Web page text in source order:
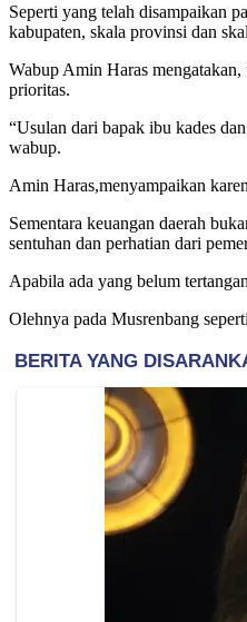
Seperti yang telah disampaikan
kabupaten, skala provinsi dan
Wabup Amin Haras
prioritas.
“Usulan dari bapak ibu kades
wabup.
Amin Haras,menyampaikan
Sementara keuangan daerah
sentuhan dan perhatian dari
Apabila ada yang belum
Olehnya pada Musrenbang